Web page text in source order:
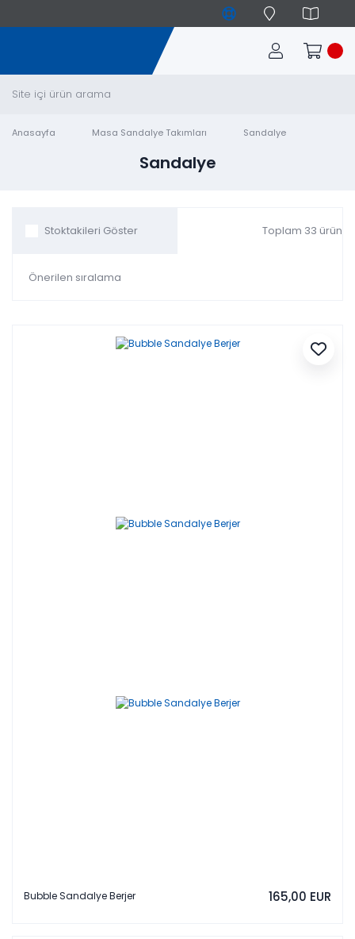
Anasayfa Masa Sandalye Takımları Sandalye
Sandalye
Toplam 33 ürün
Bubble Sandalye Berjer 165,00 EUR